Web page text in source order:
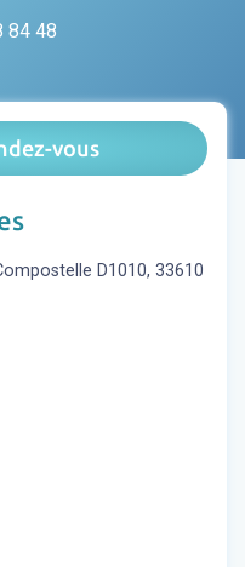
84 48
vous
D1010, 33610